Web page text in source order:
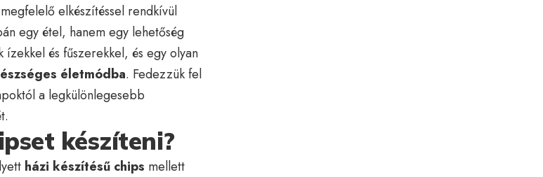
elkészítéssel rendkívül
egy étel, hanem egy lehetőség
és fűszerekkel, és egy olyan
életmódba. Fedezzük fel
a legkülönlegesebb
készíteni?
házi készítésű chips mellett